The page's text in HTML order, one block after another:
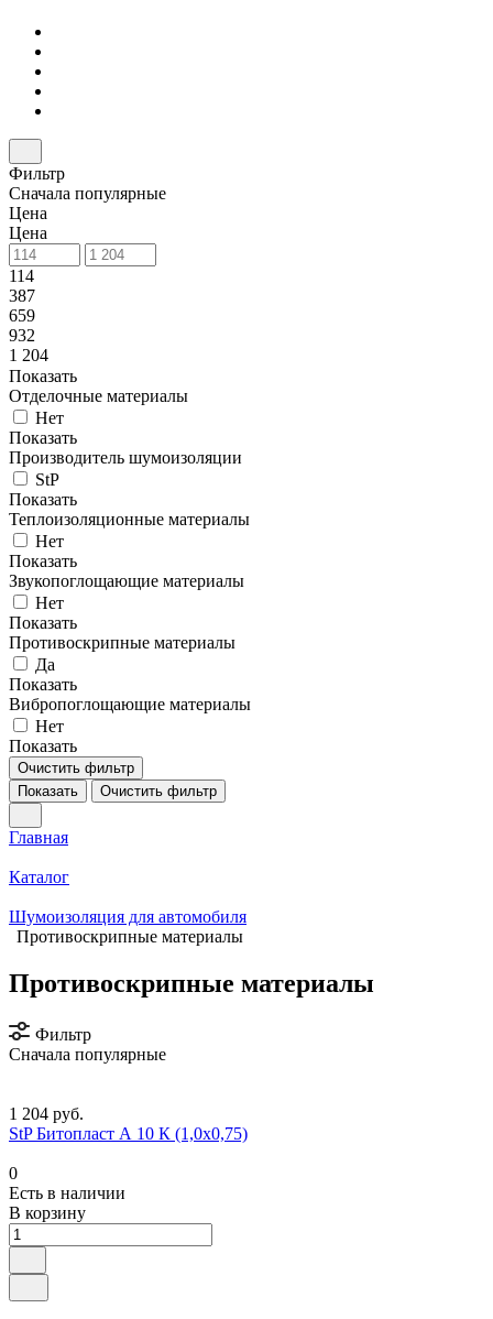
Фильтр
Сначала популярные
Цена
Цена
114
387
659
932
1 204
Показать
Отделочные материалы
Нет
Показать
Производитель шумоизоляции
StP
Показать
Теплоизоляционные материалы
Нет
Показать
Звукопоглощающие материалы
Нет
Показать
Противоскрипные материалы
Да
Показать
Вибропоглощающие материалы
Нет
Показать
Очистить фильтр
Показать
Очистить фильтр
Главная
Каталог
Шумоизоляция для автомобиля
Противоскрипные материалы
Противоскрипные материалы
Фильтр
Сначала популярные
1 204 руб.
StP Битопласт А 10 К (1,0x0,75)
0
Есть в наличии
В корзину